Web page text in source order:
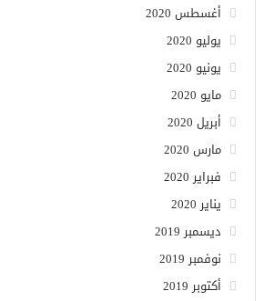
أغسطس 2020
يوليو 2020
يونيو 2020
مايو 2020
أبريل 2020
مارس 2020
فبراير 2020
يناير 2020
ديسمبر 2019
نوفمبر 2019
أكتوبر 2019